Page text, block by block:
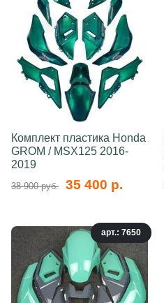
Комплект пластика Honda
GROM / MSX125 2016-
2019
38 900 руб. 35 400 р.
арт.: 7650